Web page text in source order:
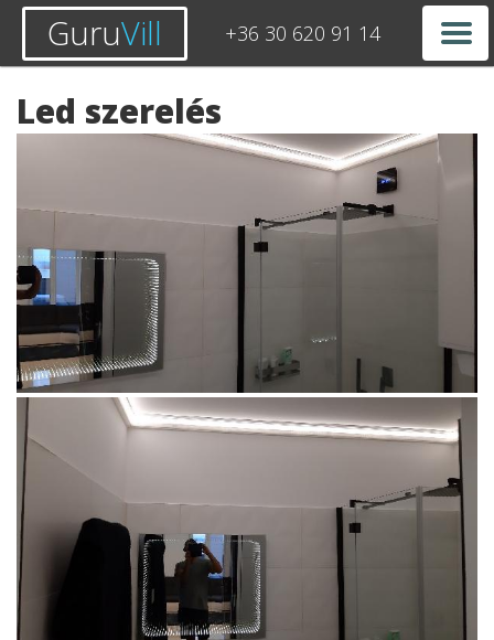
GuruVill +36 30 620 91 14
Led szerelés